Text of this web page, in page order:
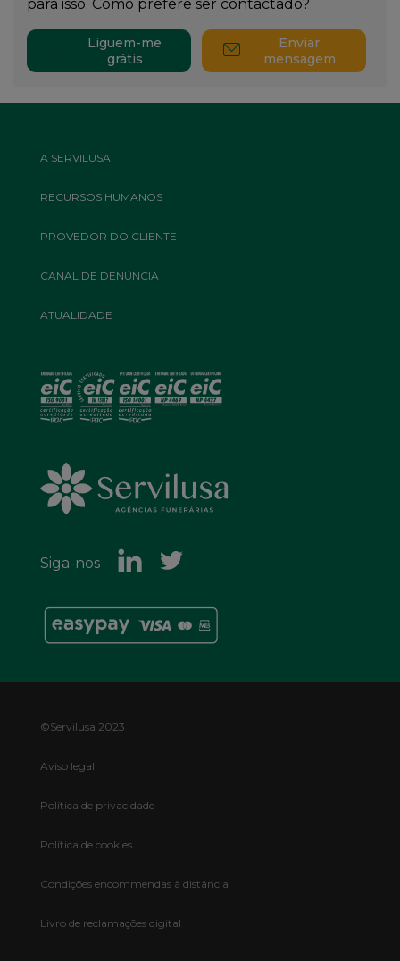
para isso. Como prefere ser contactado?
Liguem-me
grátis
Enviar
mensagem
Top
A SERVILUSA
RECURSOS HUMANOS
PROVEDOR DO CLIENTE
CANAL DE DENÚNCIA
ATUALIDADE
Siga-nos
Bottom
©Servilusa 2023
Aviso legal
Política de privacidade
Política de cookies
Condições encommendas à distância
Livro de reclamações digital